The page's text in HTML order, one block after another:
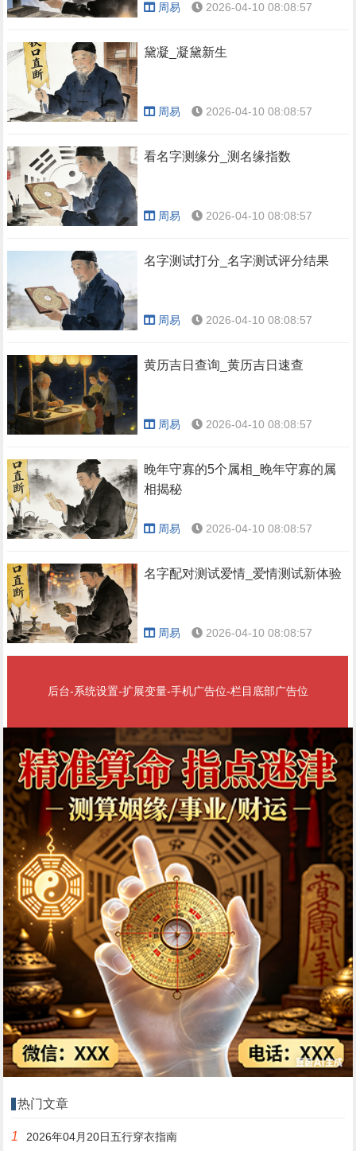
周易 2026-04-10 08:08:57
黛凝_凝黛新生
周易 2026-04-10 08:08:57
看名字测缘分_测名缘指数
周易 2026-04-10 08:08:57
名字测试打分_名字测试评分结果
周易 2026-04-10 08:08:57
黄历吉日查询_黄历吉日速查
周易 2026-04-10 08:08:57
晚年守寡的5个属相_晚年守寡的属
相揭秘
周易 2026-04-10 08:08:57
名字配对测试爱情_爱情测试新体验
周易 2026-04-10 08:08:57
后台-系统设置-扩展变量-手机广告位-栏目底部广告位
热门文章
1 2026年04月20日五行穿衣指南